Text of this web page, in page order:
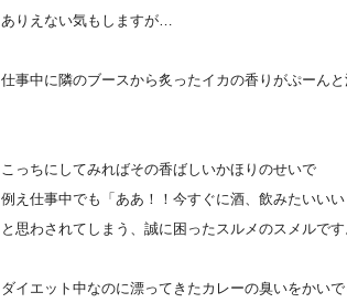
ありえない気もしますが…
仕事中に隣のブースから炙ったイカの香りがぷーんと
こっちにしてみればその香ばしいかほりのせいで
例え仕事中でも「ああ！！今すぐに酒、飲みたいいい
と思わされてしまう、誠に困ったスルメのスメルで
ダイエット中なのに漂ってきたカレーの臭いをかい